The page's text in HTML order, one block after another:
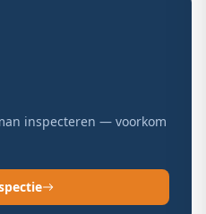
inspecteren — voorkom